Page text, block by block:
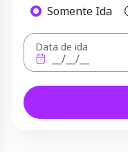
Somente Ida
Data de ida